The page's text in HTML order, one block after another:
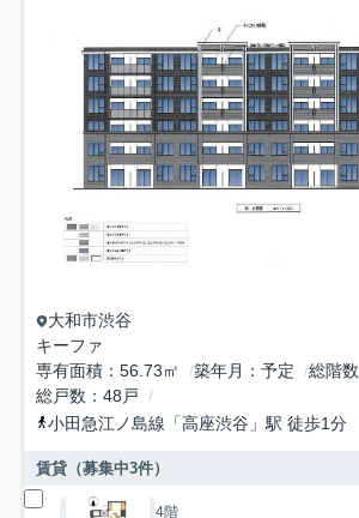
大和市渋谷
キーファ
専有面積
56.73㎡ 築年月 予定 総階数
総戸数
48戸
小田急江ノ島線 「高座渋谷 」駅 徒歩1分
賃貸（募集中3件）
4階